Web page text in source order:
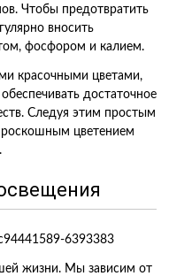
Чтобы предотвратить
вносить
фосфором и калием.
красочными цветами,
достаточное
Следуя этим простым
цветением
жизни. Мы зависим от